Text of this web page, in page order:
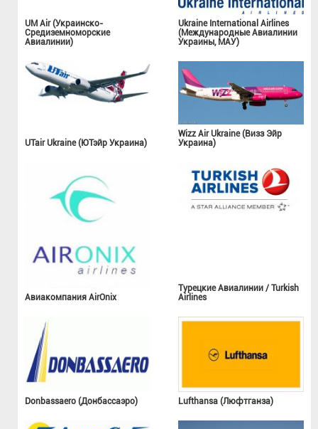
UM Air (Украинско-
Средиземноморские
Авиалинии)
Ukraine International Airlines
(Международные Авиалинии
Украины, МАУ)
UTair Ukraine (ЮТэйр Украина)
Wizz Air Ukraine (Визз Эйр
Украина)
Авиакомпания AirOnix
Турецкие Авиалинии / Turkish
Airlines
Donbassaero (Донбассаэро) Lufthansa (Люфтганза)